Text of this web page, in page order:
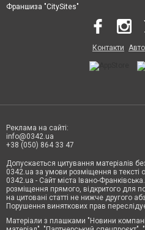
Франшиза "CitySites"
Контакти
Реклама на сайті:
info@0342.ua
+38 (050) 864 33 47
Допускається цитування матеріалів
0342.ua за умови розміщення в тексті
0342.ua - Сайт міста Івано-
розміщення прямого, відкритого для
на цитовані статті не нижче другого
Порушення виняткових прав
Матеріали з плашками "Новини